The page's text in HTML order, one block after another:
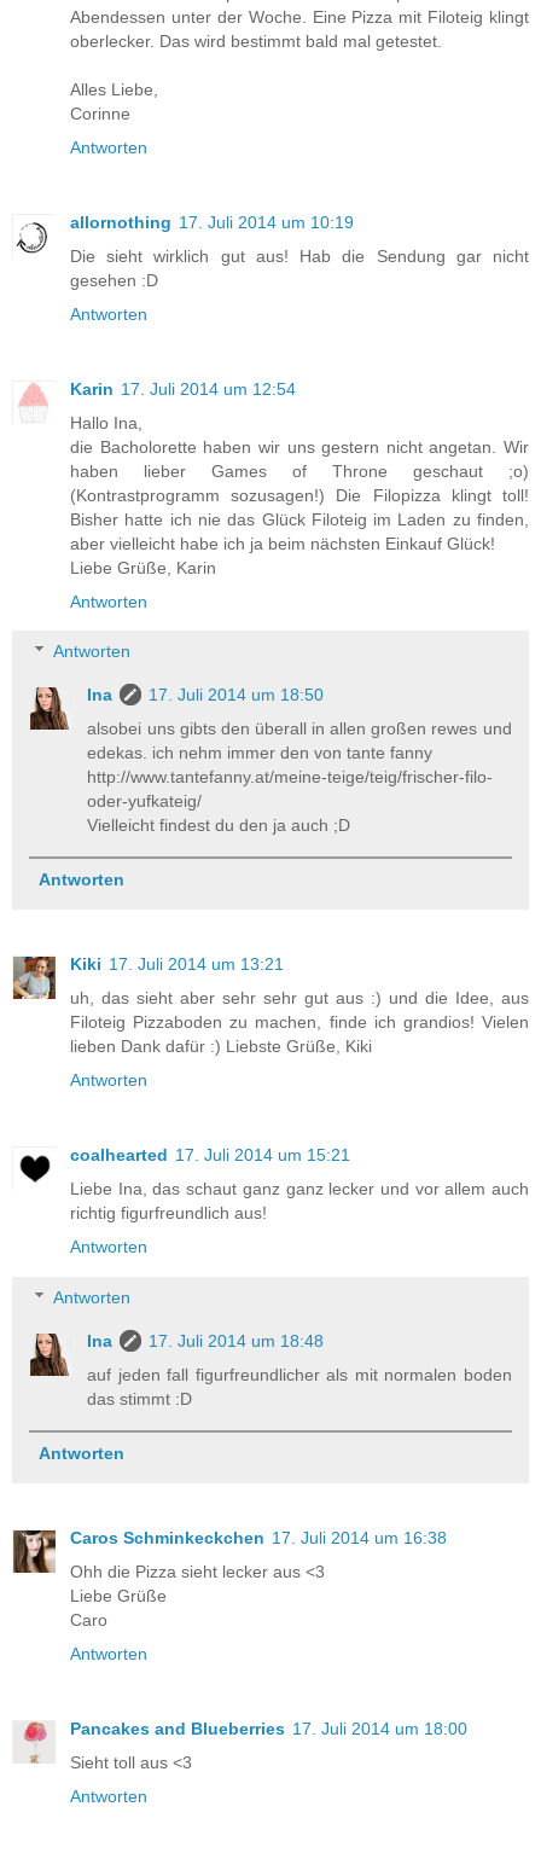
Abendessen unter der Woche. Eine Pizza mit Filoteig klingt
oberlecker. Das wird bestimmt bald mal getestet.
Alles Liebe,
Corinne
Antworten
allornothing 17. Juli 2014 um 10:19
Die sieht wirklich gut aus! Hab die Sendung gar nicht
gesehen :D
Antworten
Karin 17. Juli 2014 um 12:54
Hallo Ina,
die Bacholorette haben wir uns gestern nicht angetan. Wir
haben lieber Games of Throne geschaut ;o)
(Kontrastprogramm sozusagen!) Die Filopizza klingt toll!
Bisher hatte ich nie das Glück Filoteig im Laden zu finden,
aber vielleicht habe ich ja beim nächsten Einkauf Glück!
Liebe Grüße, Karin
Antworten
Antworten
Ina
17. Juli 2014 um 18:50
alsobei uns gibts den überall in allen großen rewes und
edekas. ich nehm immer den von tante fanny
http://www.tantefanny.at/meine-teige/teig/frischer-filo-
oder-yufkateig/
Vielleicht findest du den ja auch ;D
Antworten
Kiki 17. Juli 2014 um 13:21
uh, das sieht aber sehr sehr gut aus :) und die Idee, aus
Filoteig Pizzaboden zu machen, finde ich grandios! Vielen
lieben Dank dafür :) Liebste Grüße, Kiki
Antworten
coalhearted 17. Juli 2014 um 15:21
Liebe Ina, das schaut ganz ganz lecker und vor allem auch
richtig figurfreundlich aus!
Antworten
Antworten
Ina
17. Juli 2014 um 18:48
auf jeden fall figurfreundlicher als mit normalen boden
das stimmt :D
Antworten
Caros Schminkeckchen 17. Juli 2014 um 16:38
Ohh die Pizza sieht lecker aus <3
Liebe Grüße
Caro
Antworten
Pancakes and Blueberries 17. Juli 2014 um 18:00
Sieht toll aus <3
Antworten